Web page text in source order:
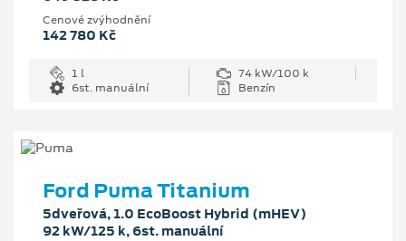
Cenové zvýhodnění
142 780 Kč
1 l
74 kW/100 k
6st. manuální
Benzín
Ford Puma Titanium
5dveřová, 1.0 EcoBoost Hybrid (mHEV)
92 kW/125 k, 6st. manuální